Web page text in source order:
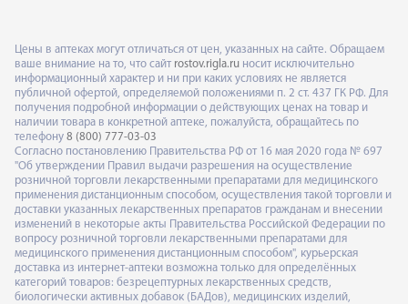
Цены в аптеках могут отличаться от цен, указанных на сайте. Обращаем
ваше внимание на то, что сайт rostov.rigla.ru носит исключительно
информационный характер и ни при каких условиях не является
публичной офертой, определяемой положениями п. 2 ст. 437 ГК РФ. Для
получения подробной информации о действующих ценах на товар и
наличии товара в конкретной аптеке, пожалуйста, обращайтесь по
телефону 8 (800) 777-03-03
Согласно постановлению Правительства РФ от 16 мая 2020 года № 697
"Об утверждении Правил выдачи разрешения на осуществление
розничной торговли лекарственными препаратами для медицинского
применения дистанционным способом, осуществления такой торговли и
доставки указанных лекарственных препаратов гражданам и внесении
изменений в некоторые акты Правительства Российской Федерации по
вопросу розничной торговли лекарственными препаратами для
медицинского применения дистанционным способом", курьерская
доставка из интернет-аптеки возможна только для определённых
категорий товаров: безрецептурных лекарственных средств,
биологически активных добавок (БАДов), медицинских изделий,